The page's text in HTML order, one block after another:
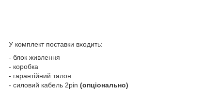
У комплект поставки входить:
- блок живлення
- коробка
- гарантійний талон
- силовий кабель 2pin (опціонально)